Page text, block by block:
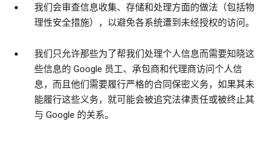
我们会审查信息收集、存储和处理方面的做法（包括物
理性安全措施），以避免各系统遭到未经授权的访问。
我们只允许那些为了帮我们处理个人信息而需要知晓这
些信息的 Google 员工、承包商和代理商访问个人信
息，而且他们需要履行严格的合同保密义务，如果其未
能履行这些义务，就可能会被追究法律责任或被终止其
与 Google 的关系。